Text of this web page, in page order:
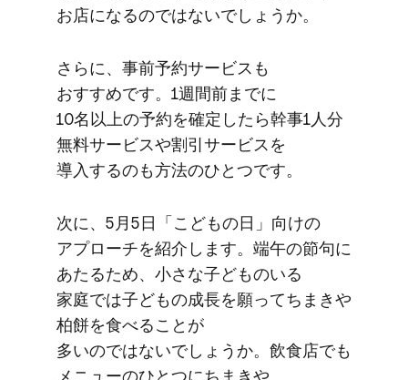
お店に​なるのではないでしょうか。
さらに、​事前予約サービスも​
おすすめです。​1週間前までに​
10名以上の​予約を​確定したら​幹事1人分​
無料サービスや​割引サービスを​
導入するのも​方法の​ひとつです。
次に、​5月5日​「こどもの​日」​向けの​
アプローチを​紹介します。​端午の​節句に​
あたる​ため、​小さな​子どもの​いる​
家庭では​子どもの​成長を​願ってちまきや​
柏餅を​食べる​ことが​
多いのではないでしょうか。​飲食店でも​
メニューの​ひとつに​ちまきや​